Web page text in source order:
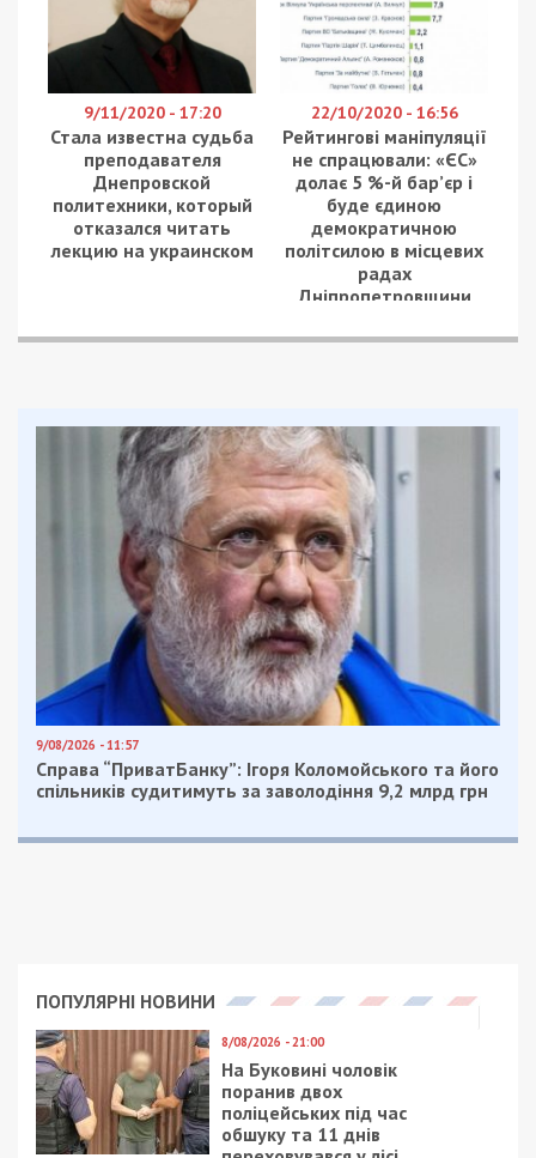
9/11/2020 - 17:20
Стала известна судьба
преподавателя
Днепровской
политехники, который
отказался читать
лекцию на украинском
22/10/2020 - 16:56
Рейтингові маніпуляції
не спрацювали: «ЄС»
долає 5 %-й бар’єр і
буде єдиною
демократичною
політсилою в місцевих
радах
Дніпропетровщини
9/08/2026 - 11:57
Справа “ПриватБанку”: Ігоря Коломойського та його
спільників судитимуть за заволодіння 9,2 млрд грн
ПОПУЛЯРНІ НОВИНИ
8/08/2026 - 21:00
На Буковині чоловік
поранив двох
поліцейських під час
обшуку та 11 днів